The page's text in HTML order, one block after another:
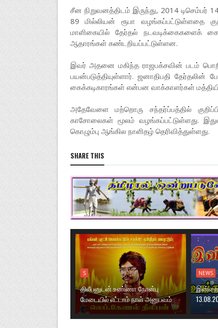
சீன நிறுவனத்திடம் இருந்து, 2014
89 மில்லியன் ரூபா வழங்கப்பட்டுள்ளதை
மாளிகையில் தேர்தல் நடவடிக்கைகளைக்
ஆதாரங்கள் கண்டறியப்பட்டுள்ளன.
இவர் அதனை மகிந்த ராஜபக்சவின் படம்
பயன்படுத்தியுள்ளார். ஜனாதிபதி
கைக்கடிகாரங்கள் என்பன வாக்காளர்கள்
அதேவேளை மற்றொரு சந்தர்ப்பத்தில்
காசோலைகள் மூலம் வழங்கப்பட்டுள்ளது.
கொழும்பு ஆங்கில நாளிதழ் தெரிவித்துள்ளது.
SHARE THIS
S
திலீபனுடன் உண்ணா நோன்பு
மேடையில் எட்டாம் நாள் அனுபவம்
NEWS